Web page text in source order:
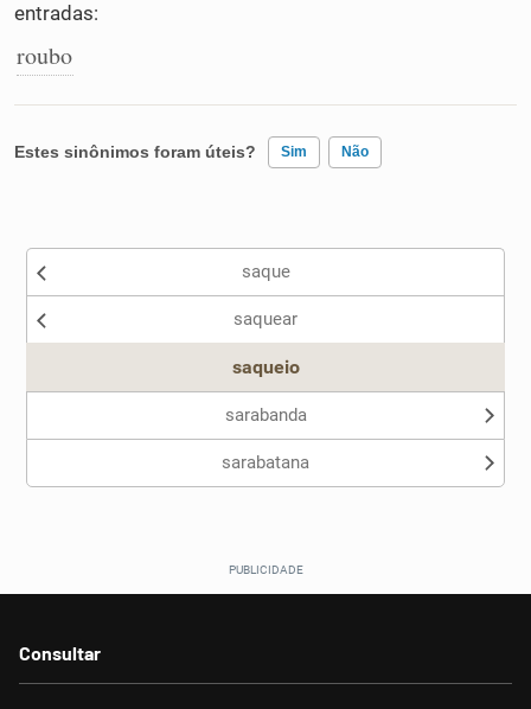
Conexões
Dicionário
entradas:
roubo
Estes sinônimos foram úteis? Sim Não
Nenhum dos sinônimos apresentados me ajudou
saque
saquear
saqueio
sarabanda
sarabatana
Consultar